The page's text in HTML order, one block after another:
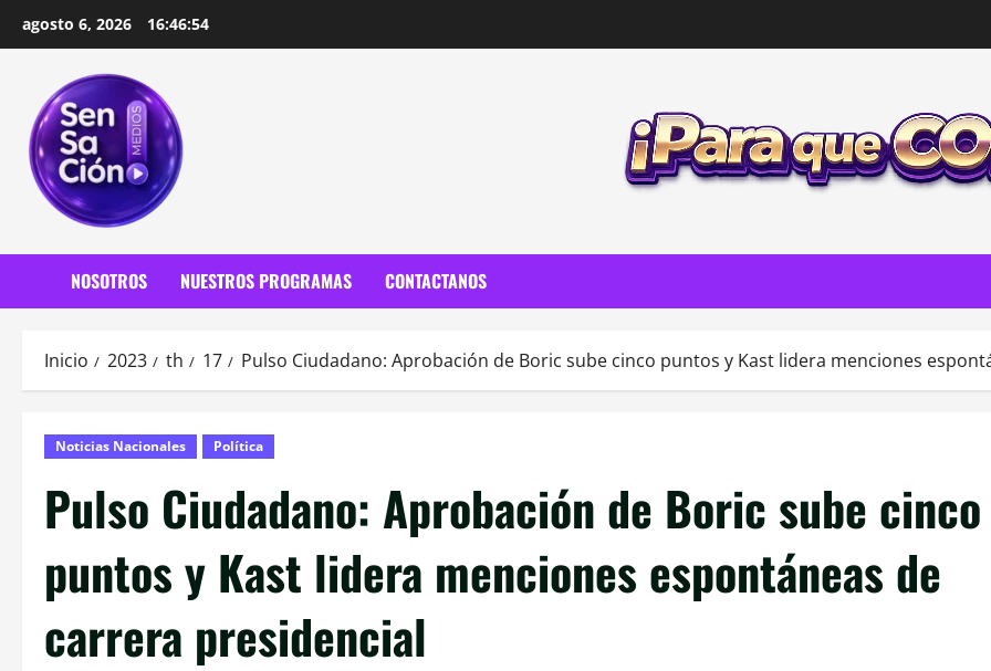
agosto 6, 2026 16:46:56
NOSOTROS NUESTROS PROGRAMAS CONTACTANOS
Inicio 2023 th 17 Pulso Ciudadano: Aprobación de Boric sube cinco puntos y Kast lidera menciones
Noticias Nacionales Política
Pulso Ciudadano: Aprobación de Boric sube cinco
puntos y Kast lidera menciones espontáneas de
carrera presidencial